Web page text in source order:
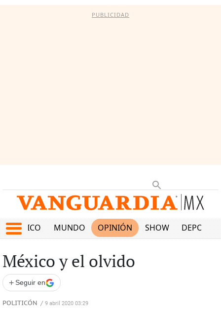
PUBLICIDAD
MÉXICO MUNDO OPINIÓN SHOW
México y el olvido
+ Seguir en
POLITICÓN / 9 abril 2020 03:29